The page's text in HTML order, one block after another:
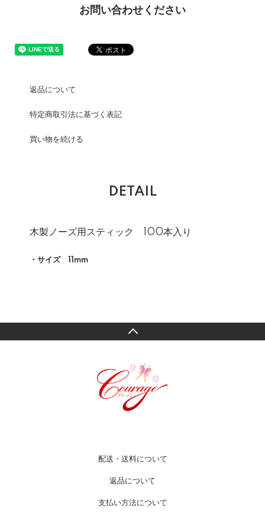
お問い合わせください
返品について
特定商取引法に基づく表記
買い物を続ける
DETAIL
木製ノーズ用スティック 100本入り
・サイズ 11mm
配送・送料について
返品について
支払い方法について